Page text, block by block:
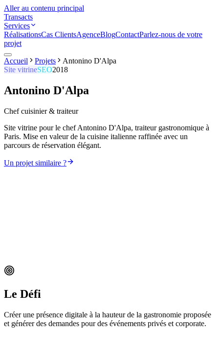
Aller au contenu principal
Transacts
Services
RéalisationsCas ClientsAgenceBlogContactParlez-nous de votre
projet
Accueil Projets
Antonino D'Alpa
Site vitrineSEO2018
Antonino D'Alpa
Chef cuisinier & traiteur
Site vitrine pour le chef Antonino D'Alpa, traiteur gastronomique à
Paris. Mise en valeur de la cuisine italienne raffinée avec un
parcours de réservation élégant.
Un projet similaire ?
Le Défi
Créer une présence digitale à la hauteur de la gastronomie proposée
et générer des demandes pour des événements privés et corporate.